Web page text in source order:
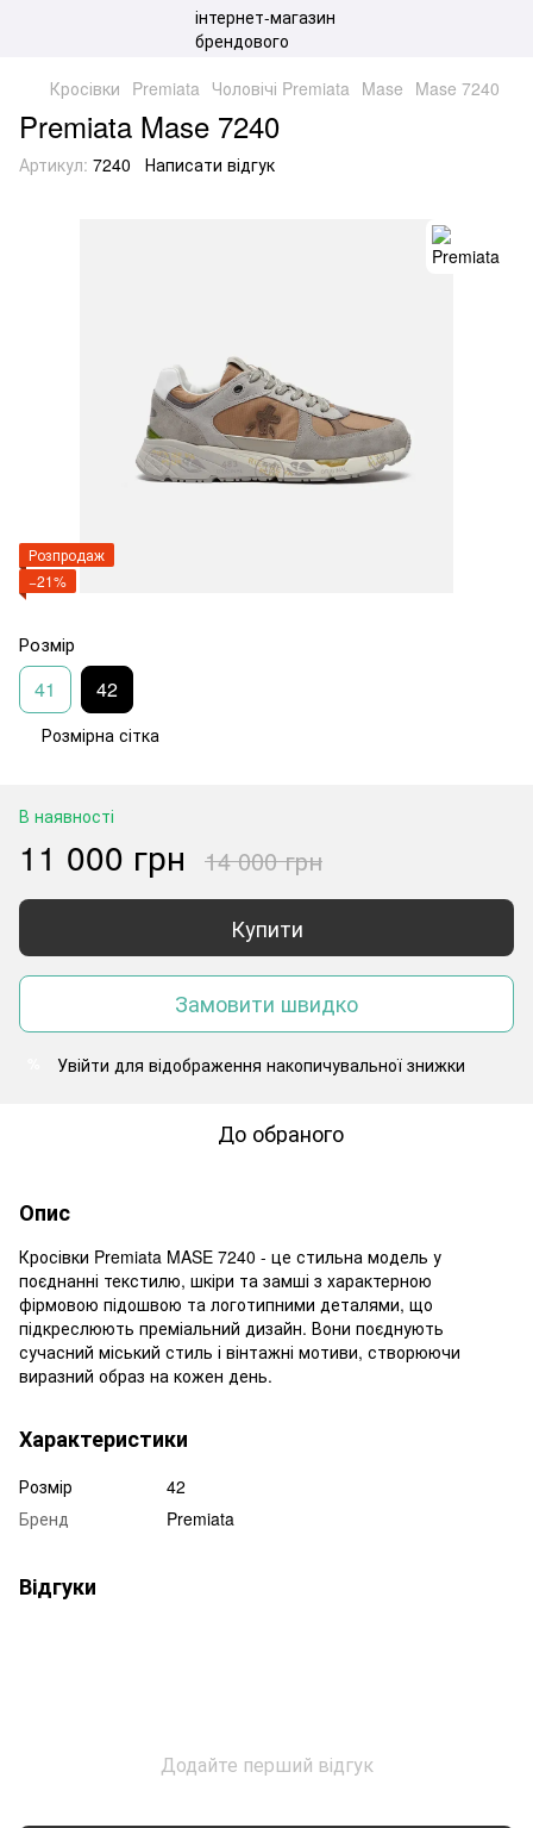
Кросівки Premiata Чоловічі Premiata Mase Mase 7240
Premiata Mase 7240
Артикул: 7240 Написати відгук
Розпродаж
−21%
Розмір
41 42
Розмірна сітка
В наявності
11 000 грн 14 000 грн
Купити
Замовити швидко
Увійти для відображення накопичувальної знижки
До обраного
Опис
Кросівки Premiata MASE 7240 - це стильна модель у
поєднанні текстилю, шкіри та замші з характерною
фірмовою підошвою та логотипними деталями, що
підкреслюють преміальний дизайн. Вони поєднують
сучасний міський стиль і вінтажні мотиви, створюючи
виразний образ на кожен день.
Характеристики
Розмір
42
Бренд
Premiata
Відгуки
Додайте перший відгук